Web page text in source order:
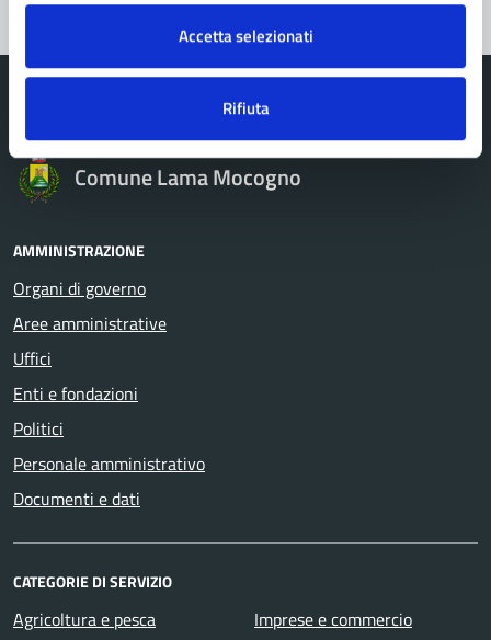
Accetta selezionati
Rifiuta
Comune Lama Mocogno
AMMINISTRAZIONE
Organi di governo
Aree amministrative
Uffici
Enti e fondazioni
Politici
Personale amministrativo
Documenti e dati
CATEGORIE DI SERVIZIO
Agricoltura e pesca
Imprese e commercio